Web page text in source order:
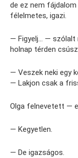
de ez nem
félelmetes, igazi.
— Figyelj… — szólalt
holnap térden
— Veszek neki egy
— Lakjon csak a
Olga felnevetett —
— Kegyetlen.
— De igazságos.